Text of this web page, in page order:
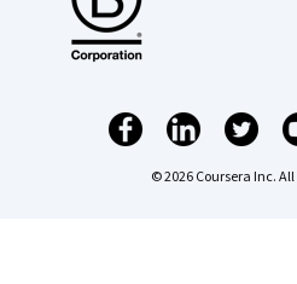
© 2026 Coursera Inc.